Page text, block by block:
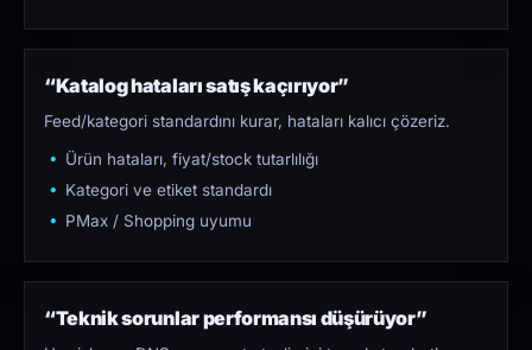
“Katalog hataları satış kaçırıyor”
Feed/kategori standardını kurar, hataları kalıcı çözeriz.
Ürün hataları, fiyat/stock tutarlılığı
Kategori ve etiket standardı
PMax / Shopping uyumu
“Teknik sorunlar performansı düşürüyor”